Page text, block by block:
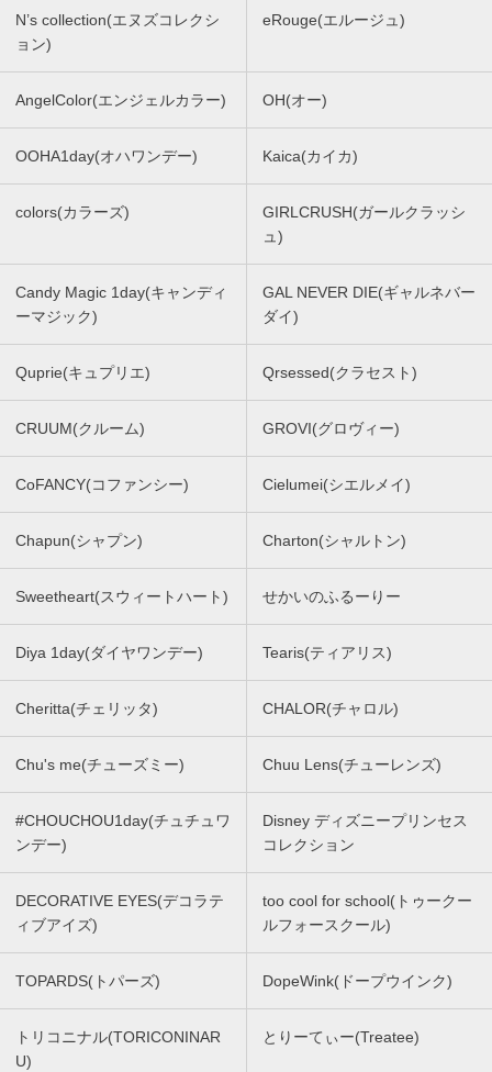
N’s collection(エヌズコレクシ
ョン)
eRouge(エルージュ)
AngelColor(エンジェルカラー) OH(オー)
OOHA1day(オハワンデー) Kaica(カイカ)
colors(カラーズ)
GIRLCRUSH(ガールクラッシ
ュ)
Candy Magic 1day(キャンディ
ーマジック)
GAL NEVER DIE(ギャルネバー
ダイ)
Quprie(キュプリエ) Qrsessed(クラセスト)
CRUUM(クルーム) GROVI(グロヴィー)
CoFANCY(コファンシー) Cielumei(シエルメイ)
Chapun(シャプン) Charton(シャルトン)
Sweetheart(スウィートハート) せかいのふるーりー
Diya 1day(ダイヤワンデー) Tearis(ティアリス)
Cheritta(チェリッタ) CHALOR(チャロル)
Chu's me(チューズミー) Chuu Lens(チューレンズ)
#CHOUCHOU1day(チュチュワ
ンデー)
Disney ディズニープリンセス
コレクション
DECORATIVE EYES(デコラテ
ィブアイズ)
too cool for school(トゥークー
ルフォースクール)
TOPARDS(トパーズ) DopeWink(ドープウインク)
トリコニナル(TORICONINAR
U)
とりーてぃー(Treatee)